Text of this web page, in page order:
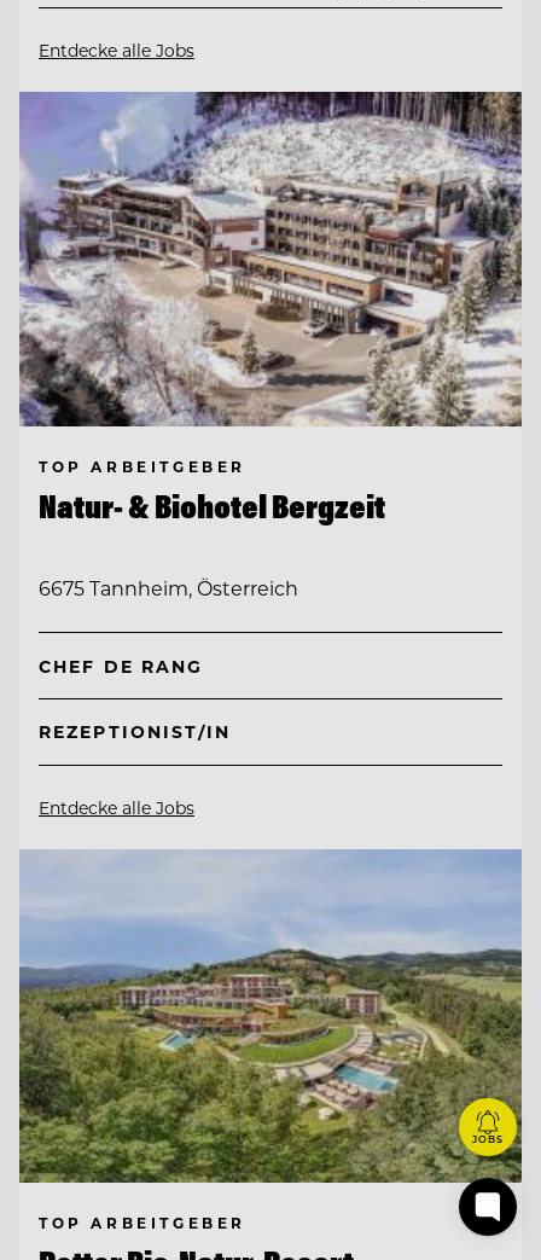
Entdecke alle Jobs
TOP ARBEITGEBER
Natur- & Biohotel Bergzeit
6675 Tannheim, Österreich
CHEF DE RANG
REZEPTIONIST/IN
Entdecke alle Jobs
TOP ARBEITGEBER
JOBS